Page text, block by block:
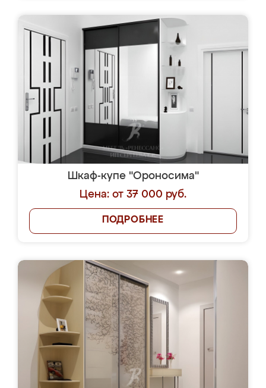
Шкаф-купе "Ороносима"
Цена: от 37 000 руб.
ПОДРОБНЕЕ